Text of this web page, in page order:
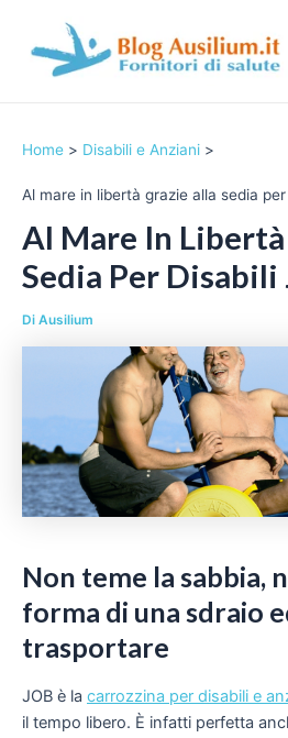
contenuto
Home Disabili e Anziani
Al mare in libertà grazie alla sedia per
Al Mare In
Sedia Per Disabili
Di Ausilium
Non teme la sabbia,
forma di una sdraio
trasportare
JOB è la carrozzina per disabili e
il tempo libero. È infatti perfetta